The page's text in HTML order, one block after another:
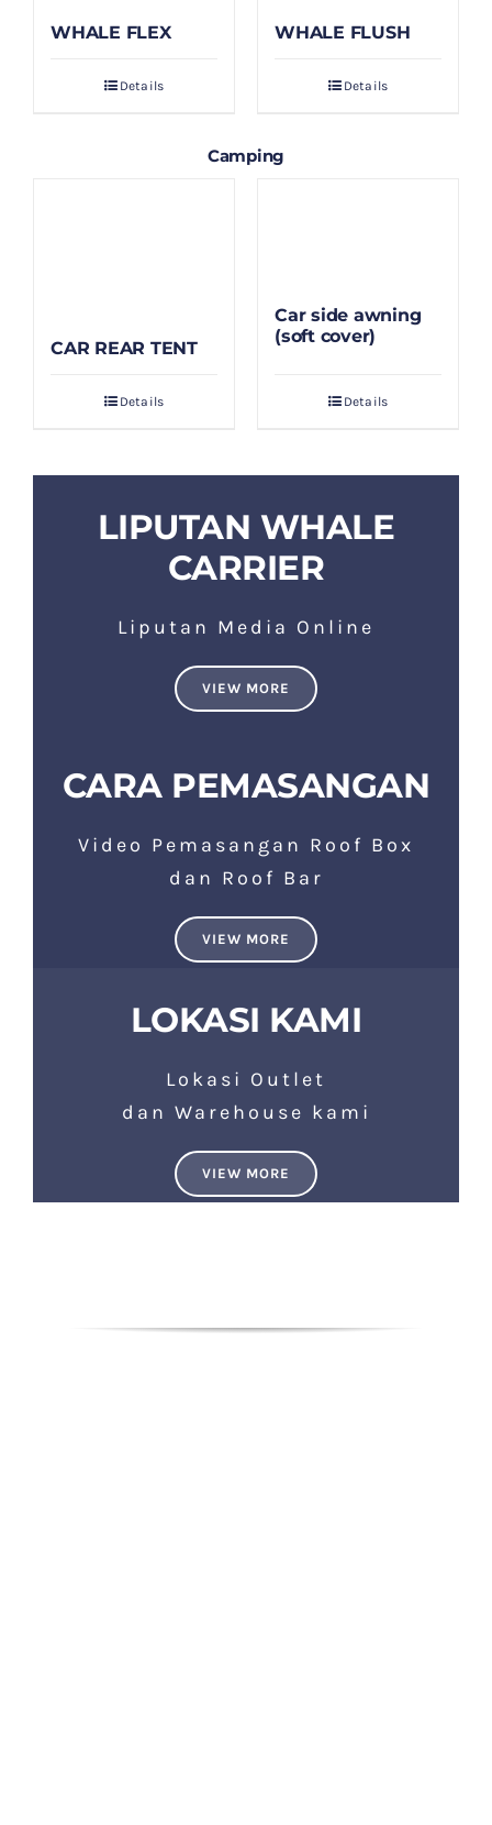
WHALE FLEX
Details
WHALE FLUSH
Details
Camping
CAR REAR TENT
Details
Car side awning
(soft cover)
Details
LIPUTAN WHALE
CARRIER
Liputan Media Online
VIEW MORE
CARA PEMASANGAN
Video Pemasangan Roof Box
dan Roof Bar
VIEW MORE
LOKASI KAMI
Lokasi Outlet
dan Warehouse kami
VIEW MORE